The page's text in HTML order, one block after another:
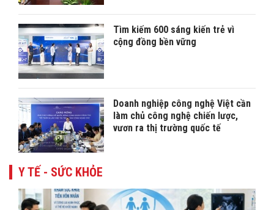
Tìm kiếm 600 sáng kiến trẻ vì
cộng đồng bền vững
Doanh nghiệp công nghệ Việt cần
làm chủ công nghệ chiến lược,
vươn ra thị trường quốc tế
Y TẾ - SỨC KHỎE